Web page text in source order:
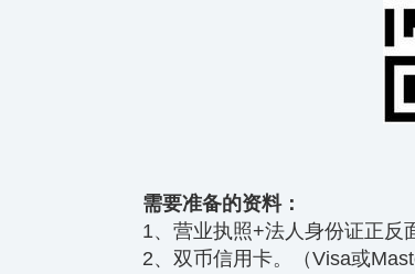
需要准备的资料：
1、营业执照+法人身份证正反
2、双币信用卡。（Visa或